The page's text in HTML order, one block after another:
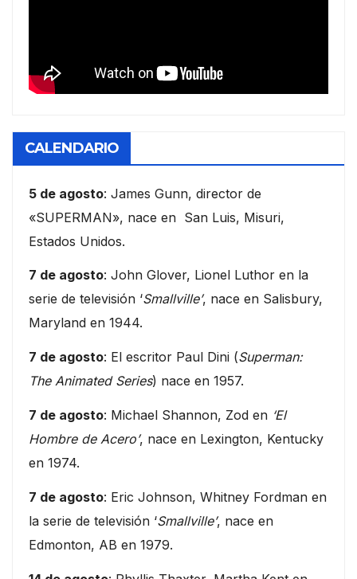
CALENDARIO
5 de agosto: James Gunn, director de
«SUPERMAN», nace en San Luis, Misuri,
Estados Unidos.
7 de agosto: John Glover, Lionel Luthor en la
serie de televisión ‘Smallville’, nace en Salisbury,
Maryland en 1944.
7 de agosto: El escritor Paul Dini (Superman:
The Animated Series) nace en 1957.
7 de agosto: Michael Shannon, Zod en ‘El
Hombre de Acero’, nace en Lexington, Kentucky
en 1974.
7 de agosto: Eric Johnson, Whitney Fordman en
la serie de televisión ‘Smallville’, nace en
Edmonton, AB en 1979.